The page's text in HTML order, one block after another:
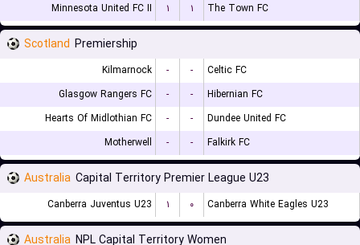
Minnesota United FC II
۱ ۱ The Town FC
Scotland Premiership
Kilmarnock - -
Celtic FC
Glasgow Rangers FC
- -
Hibernian FC
Hearts Of Midlothian FC
- -
Dundee United FC
Motherwell
- - Falkirk FC
Australia Capital Territory Premier League U23
Canberra Juventus U23 ۱ ۰ Canberra White Eagles U23
Australia NPL Capital Territory Women